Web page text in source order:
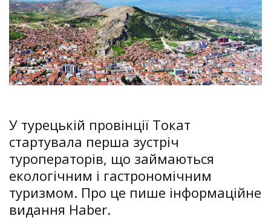
У турецькій провінції Токат
стартувала перша зустріч
туроператорів, що займаються
екологічним і гастрономічним
туризмом. Про це пише інформаційне
видання Haber.